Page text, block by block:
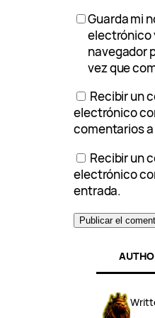
Guarda mi
electrónico
navegador
vez que
Recibir un
electrónico
comentarios
Recibir un
electrónico
entrada.